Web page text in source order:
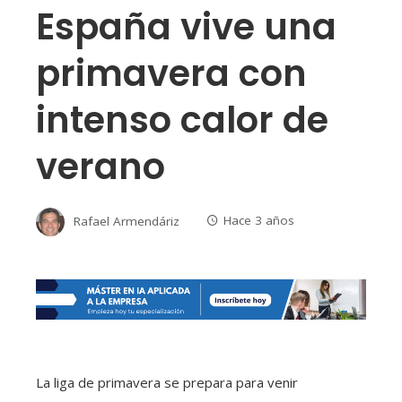
España vive una
primavera con
intenso calor de
verano
Rafael Armendáriz Hace 3 años
La liga de primavera se prepara para venir